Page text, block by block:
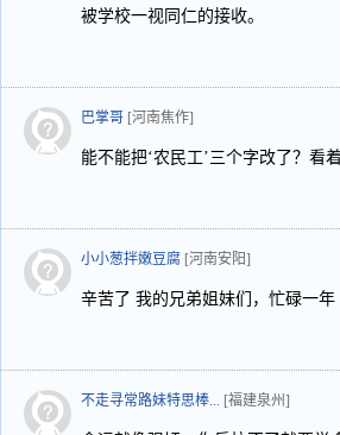
被学校一视同仁的接收。
巴掌哥 [河南焦作]
能不能把‘农民工’三个字改了？看
小小葱拌嫩豆腐 [河南安阳]
辛苦了 我的兄弟姐妹们，忙碌一
不走寻常路妹特思棒... [福建泉州]